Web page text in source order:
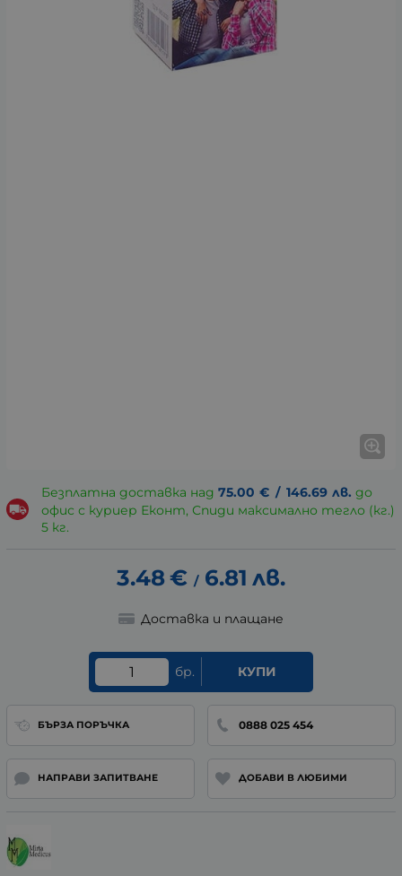
Безплатна доставка над 75.00 € / 146.69 лв. до
офис с куриер Еконт, Спиди максимално тегло (кг.)
5 кг.
3.48€ / 6.81 лв.
Доставка и плащане
бр. КУПИ
БЪРЗА ПОРЪЧКА 0888 025 454
НАПРАВИ ЗАПИТВАНЕ ДОБАВИ В ЛЮБИМИ